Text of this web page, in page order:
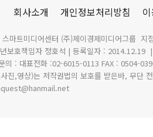
회사소개 개인정보처리방침
마트미디어센터 (주)제이경제미디어그룹 지
보호책임자 정호석 | 등록일자 : 2014.12.19
의 : 대표전화 :02-6015-0113 FAX : 0504-
진,영상)는 저작권법의 보호를 받은바, 무단
@hanmail.net